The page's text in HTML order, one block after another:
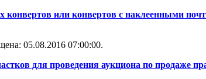
конвертов или конвертов с наклеенными
05.08.2016 07:00:00.
для проведения аукциона по продаже